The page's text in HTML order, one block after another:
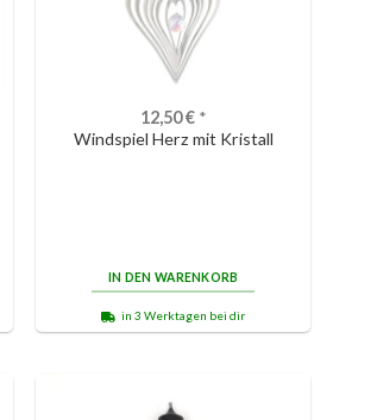
12,50€*
Windspiel Herz mit Kristall
IN DEN WARENKORB
in 3 Werktagen bei dir